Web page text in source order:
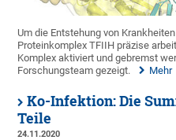
Um die Entstehung von
Proteinkomplex TFIIH präzise
Komplex aktiviert und gebremst
Forschungsteam gezeigt.
Mehr
Ko-Infektion: Die
Teile
24.11.2020